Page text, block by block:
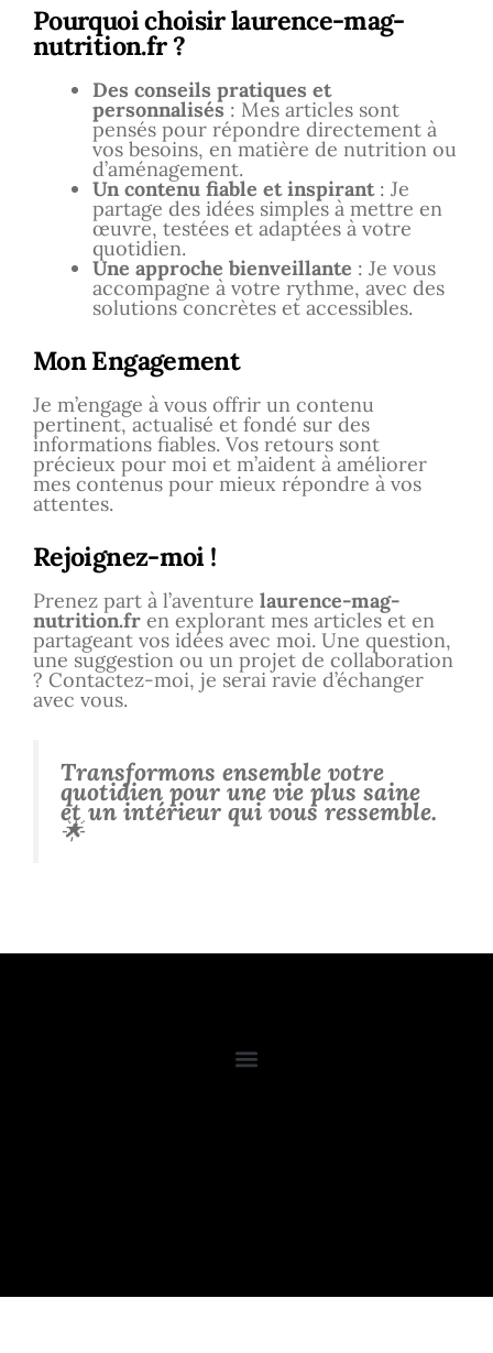
Pourquoi choisirlaurence-mag-
nutrition.fr?
Des conseils pratiques et
personnalisés : Mes articles sont
pensés pour répondre directement à
vos besoins, en matière de nutrition ou
d’aménagement.
Un contenu fiable et inspirant: Je
partage des idées simples à mettre en
œuvre, testées et adaptées à votre
quotidien.
Une approche bienveillante : Je vous
accompagne à votre rythme, avec des
solutions concrètes et accessibles.
Mon Engagement
Je m’engage à vous offrir un contenu
pertinent, actualisé et fondé sur des
informations fiables. Vos retours sont
précieux pour moi et m’aident à améliorer
mes contenus pour mieux répondre à vos
attentes.
Rejoignez-moi !
Prenez part à l’aventure laurence-mag-
nutrition.fr en explorant mes articles et en
partageant vos idées avec moi. Une question,
une suggestion ou un projet de collaboration
? Contactez-moi, je serai ravie d’échanger
avec vous.
Transformons ensemble votre
quotidien pour une vie plus saine
et un intérieur qui vous ressemble.
🌟